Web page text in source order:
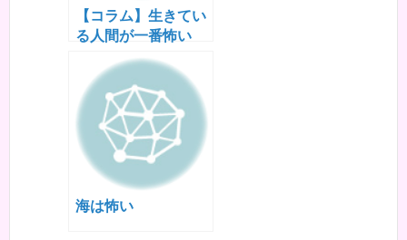
【コラム】生きてい
る人間が一番怖い
海は怖い